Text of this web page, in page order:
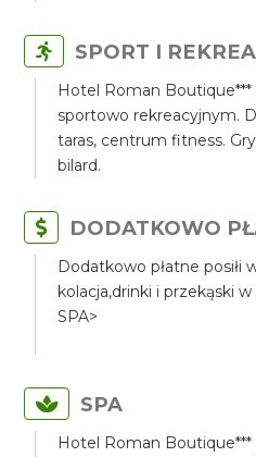
SPORT I
Hotel Roman
sportowo rekreacyjnym.
taras, centrum fitness.
bilard.
DODATKOWO
Dodatkowo płatne posiłi
kolacja,drinki i przekąski
SPA>
SPA
Hotel Roman Boutique***